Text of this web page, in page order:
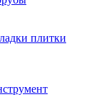
плитки